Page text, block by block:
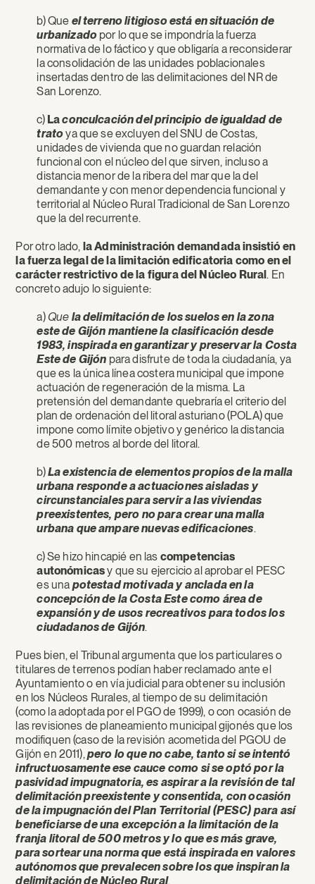
b) Que el terreno litigioso está en situación de
urbanizado por lo que se impondría la fuerza
normativa de lo fáctico y que obligaría a reconsiderar
la consolidación de las unidades poblacionales
insertadas dentro de las delimitaciones del NR de
San Lorenzo.
c)Laconculcación del principio de igualdad de
tratoya que se excluyen del SNU de Costas,
unidades de vivienda que no guardan relación
funcional con el núcleo del que sirven, incluso a
distancia menor de la ribera del mar que la del
demandante y con menor dependencia funcional y
territorial al Núcleo Rural Tradicional de San Lorenzo
que la del recurrente.
Por otro lado, la Administración demandada insistió en
la fuerza legal de la limitación edificatoria como en el
carácter restrictivo de la figura del Núcleo Rural. En
concreto adujo lo siguiente:
a)Que la delimitación de los suelos en la zona
este de Gijón mantiene la clasificación desde
1983, inspirada en garantizar y preservar la Costa
Este de Gijón para disfrute de toda la ciudadanía, ya
que es la única línea costera municipal que impone
actuación de regeneración de la misma. La
pretensión del demandante quebraría el criterio del
plan de ordenación del litoral asturiano (POLA) que
impone como límite objetivo y genérico la distancia
de 500 metros al borde del litoral.
b)La existencia de elementos propios de la malla
urbana responde a actuaciones aisladas y
circunstanciales para servir a las viviendas
preexistentes, pero no para crear una malla
urbana que ampare nuevas edificaciones.
c) Se hizo hincapié en las competencias
autonómicasy que su ejercicio al aprobar el PESC
es una potestad motivada y anclada en la
concepción de la Costa Este como área de
expansión y de usos recreativos para todos los
ciudadanos de Gijón.
Pues bien, el Tribunal argumenta que los particulares o
titulares de terrenos podían haber reclamado ante el
Ayuntamiento o en vía judicial para obtener su inclusión
en los Núcleos Rurales, al tiempo de su delimitación
(como la adoptada por el PGO de 1999), o con ocasión de
las revisiones de planeamiento municipal gijonés que los
modifiquen (caso de la revisión acometida del PGOU de
Gijón en 2011), pero lo que no cabe, tanto si se intentó
infructuosamente ese cauce como si se optó por la
pasividad impugnatoria, es aspirar a la revisión de tal
delimitación preexistente y consentida, con ocasión
de la impugnación del Plan Territorial (PESC) para así
beneficiarse de una excepción a la limitación de la
franja litoral de 500 metros y lo que es más grave,
para sortear una norma que está inspirada en valores
autónomos que prevalecen sobre los que inspiran la
delimitación de Núcleo Rural.